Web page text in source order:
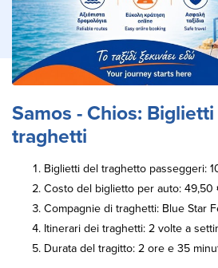
Samos - Chios:
traghetti
Biglietti del traghetto passeggeri:
Costo del biglietto per auto: 49,50
Compagnie di traghetti: Blue Star
Itinerari dei traghetti: 2 volte a
Durata del tragitto: 2 ore e 35